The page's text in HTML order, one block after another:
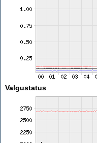
Valgustatus